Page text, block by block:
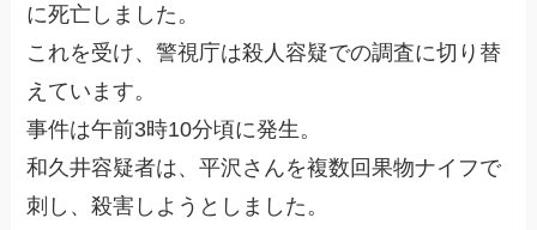
に死亡しました。
これを受け、警視庁は殺人容疑での調査に切り替
えています。
事件は午前3時10分頃に発生。
和久井容疑者は、平沢さんを複数回果物ナイフで
刺し、殺害しようとしました。